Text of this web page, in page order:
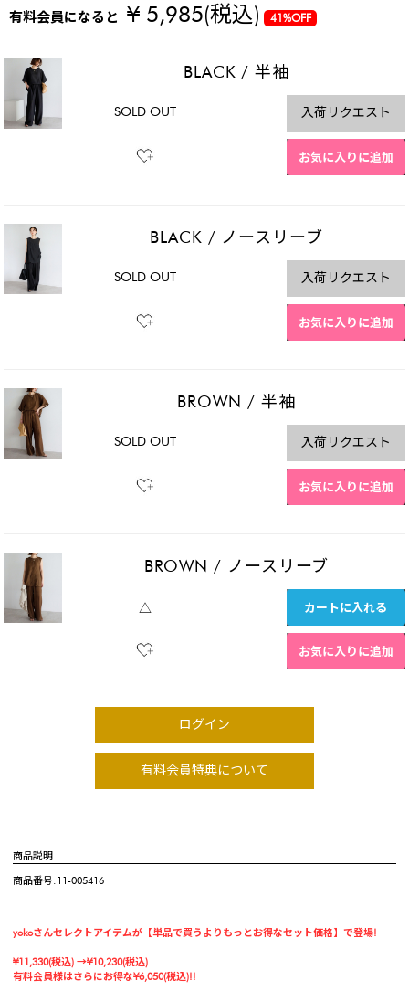
有料会員になると¥ 5,985(税込) 41%OFF
BLACK /半袖
SOLD OUT 入荷リクエスト
お気に入りに追加
BLACK / ノースリーブ
SOLD OUT 入荷リクエスト
お気に入りに追加
BROWN / 半袖
SOLD OUT 入荷リクエスト
お気に入りに追加
BROWN / ノースリーブ
△ カートに入れる
お気に入りに追加
ログイン
有料会員特典について
商品説明
商品番号:11-005416
yokoさんセレクトアイテムが【単品で買うよりもっとお得なセット価格】で登場!
¥11,330(税込) →¥10,230(税込)
有料会員様はさらにお得な¥6,050(税込)!!